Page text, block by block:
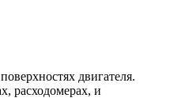
двигателя.
расходомерах, и